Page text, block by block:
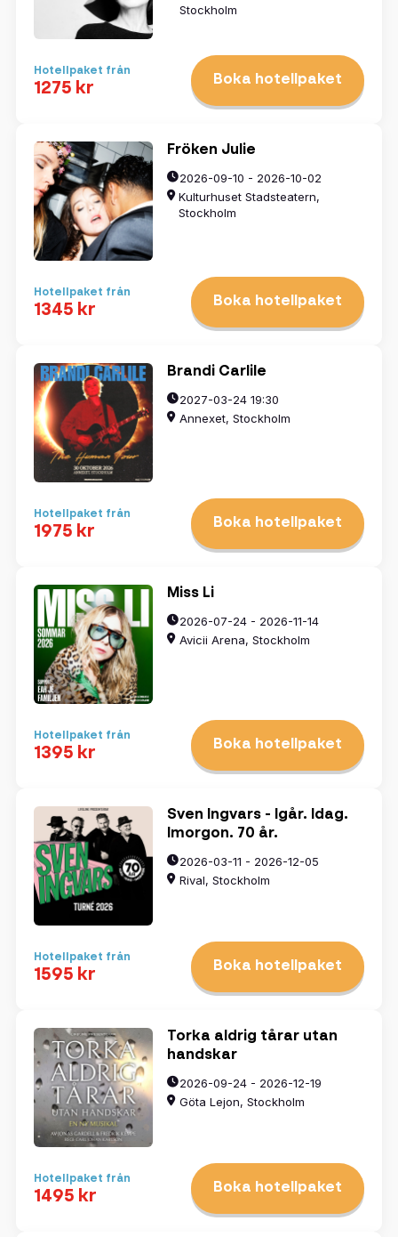
Välj datum
augusti 2026
mån tis ons tors fre
29 30 31
3
5 6 7
10
11 12 13 14
17
18
24
25
31
1
Visa resultat
Stockholm
Hotellpaket från
1275 kr Boka hotellpaket
Fröken Julie
2026-09-10 - 2026-10-02
Kulturhuset Stadsteatern,
Stockholm
Hotellpaket från
1345 kr Boka hotellpaket
Brandi Carlile
2027-03-24 19:30
Annexet, Stockholm
Hotellpaket från
1975 kr Boka hotellpaket
Miss Li
2026-07-24 - 2026-11-14
Avicii Arena, Stockholm
Hotellpaket från
1395 kr Boka hotellpaket
Sven Ingvars - Igår. Idag.
Imorgon. 70 år.
2026-03-11 - 2026-12-05
Rival, Stockholm
Hotellpaket från
1595 kr Boka hotellpaket
Torka aldrig tårar utan
handskar
2026-09-24 - 2026-12-19
Göta Lejon, Stockholm
Hotellpaket från
1495 kr Boka hotellpaket